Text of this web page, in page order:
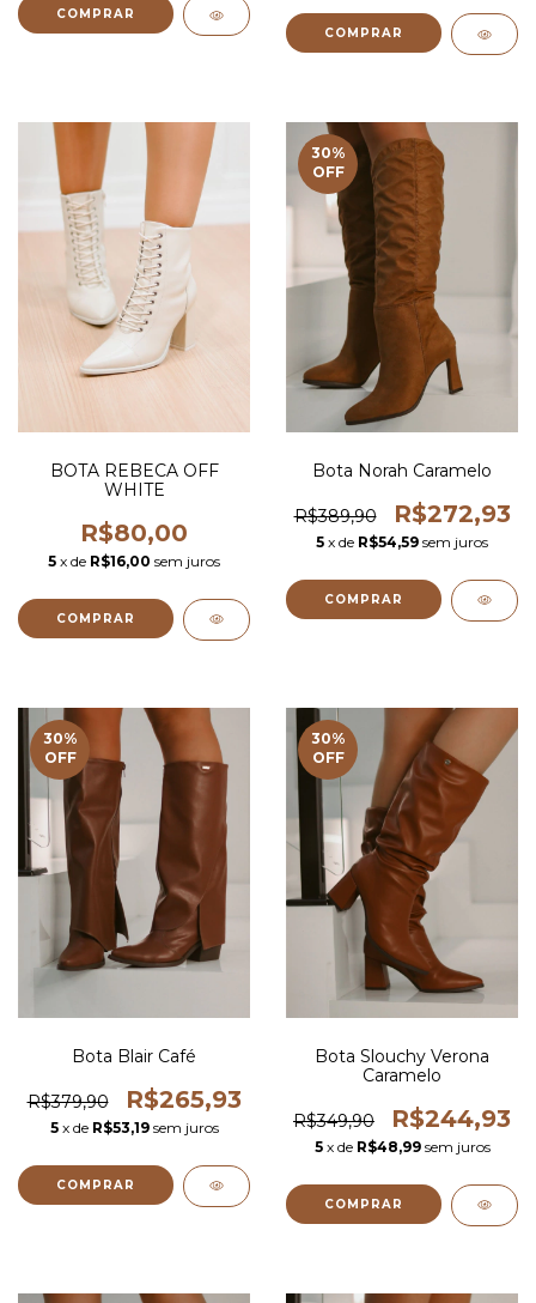
COMPRAR
COMPRAR
BOTA REBECA OFF
WHITE
R$80,00
5 x de R$16,00 sem juros
COMPRAR
30%
OFF
Bota Norah Caramelo
R$389,90 R$272,93
5 x de R$54,59 sem juros
COMPRAR
30%
OFF
Bota Blair Café
R$379,90 R$265,93
5 x de R$53,19 sem juros
COMPRAR
30%
OFF
Bota Slouchy Verona
Caramelo
R$349,90 R$244,93
5 x de R$48,99 sem juros
COMPRAR